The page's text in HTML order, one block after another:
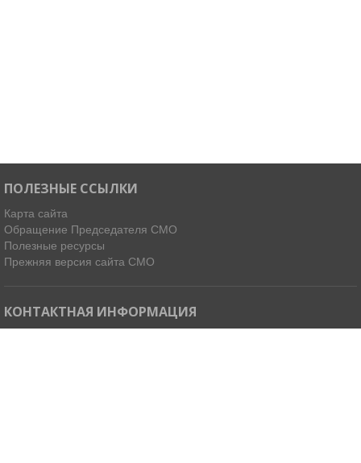
ПОЛЕЗНЫЕ ССЫЛКИ
Карта сайта
Обращение Председателя СМО
Полезные ресурсы
Прежняя версия сайта СМО
КОНТАКТНАЯ ИНФОРМАЦИЯ